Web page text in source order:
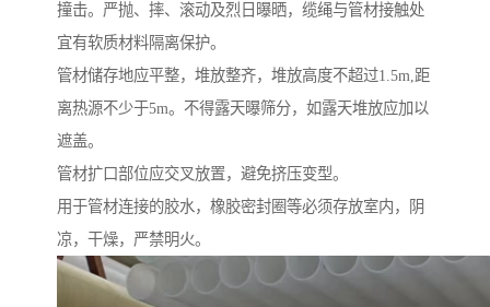
撞击。严抛、摔、滚动及烈日曝晒，缆绳与管材接触处
宜有软质材料隔离保护。
管材储存地应平整，堆放整齐，堆放高度不超过1.5m,距
离热源不少于5m。不得露天曝筛分，如露天堆放应加以
遮盖。
管材扩口部位应交叉放置，避免挤压变型。
用于管材连接的胶水，橡胶密封圈等必须存放室内，阴
凉，干燥，严禁明火。